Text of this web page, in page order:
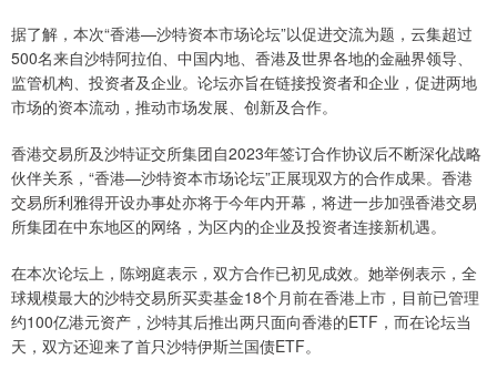
据了解，本次“香港—沙特资本市场论坛”以促进交流为题，云集超过
500名来自沙特阿拉伯、中国内地、香港及世界各地的金融界领导、
监管机构、投资者及企业。论坛亦旨在链接投资者和企业，促进两地
市场的资本流动，推动市场发展、创新及合作。
香港交易所及沙特证交所集团自2023年签订合作协议后不断深化战略
伙伴关系，“香港—沙特资本市场论坛”正展现双方的合作成果。香港
交易所利雅得开设办事处亦将于今年内开幕，将进一步加强香港交易
所集团在中东地区的网络，为区内的企业及投资者连接新机遇。
在本次论坛上，陈翊庭表示，双方合作已初见成效。她举例表示，全
球规模最大的沙特交易所买卖基金18个月前在香港上市，目前已管理
约100亿港元资产，沙特其后推出两只面向香港的ETF，而在论坛当
天，双方还迎来了首只沙特伊斯兰国债ETF。